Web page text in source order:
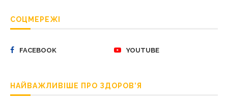
СОЦМЕРЕЖІ
FACEBOOK YOUTUBE
НАЙВАЖЛИВІШЕ ПРО ЗДОРОВ’Я